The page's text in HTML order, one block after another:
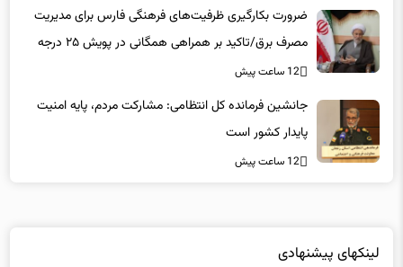
ضرورت بکارگیری ظرفیت‌های فرهنگی فارس برای مدیریت
مصرف برق/تاکید بر همراهی همگانی در پویش ۲۵ درجه
12 ساعت پیش
جانشین فرمانده کل انتظامی: مشارکت مردم، پایه امنیت
پایدار کشور است
12 ساعت پیش
لینکهای پیشنهادی